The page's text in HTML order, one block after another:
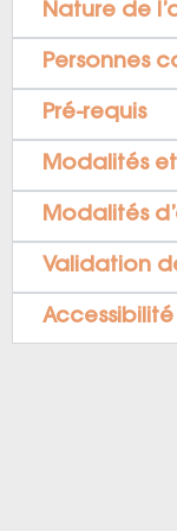
Nature de
Personnes
Pré-requis
Modalités
Modalités
Validation